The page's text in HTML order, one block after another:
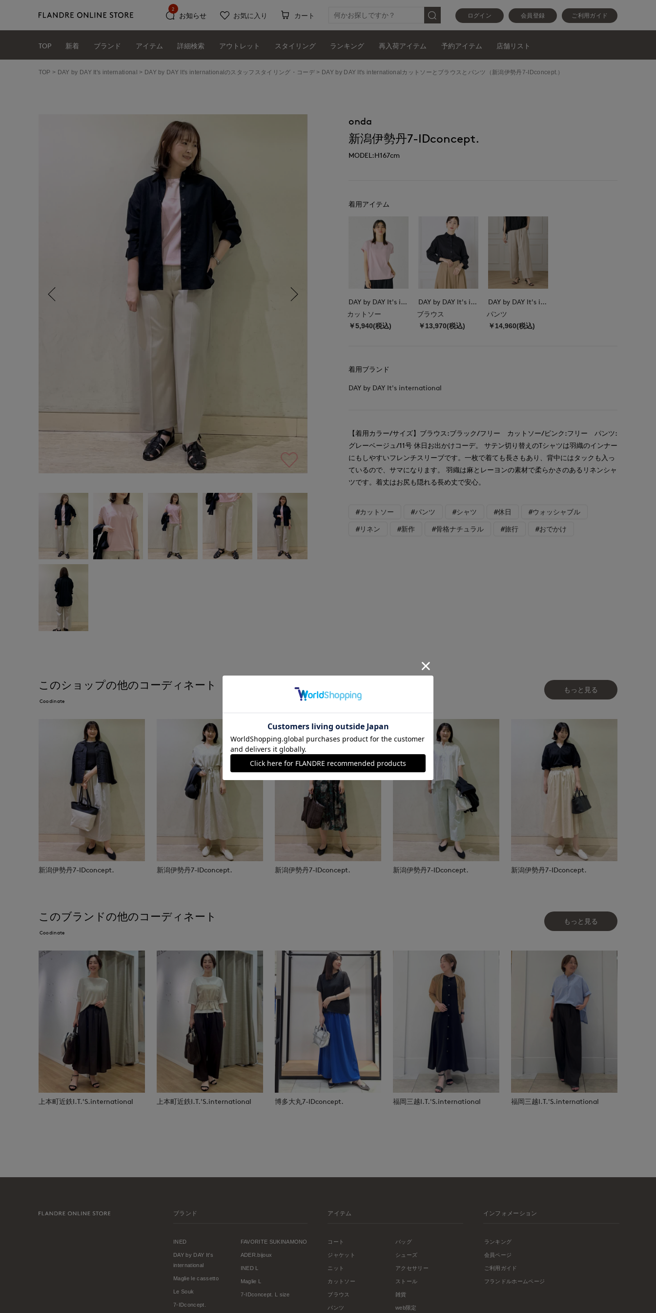
ログイン 会員登録 ご利用ガイド
お知らせ
2
お気に入り カート
TOP 新着 ブランド アイテム 詳細検索 アウトレット スタイリング ランキング 再入荷アイテム 予約アイテム 店舗リスト
TOP DAY by DAY It's international DAY by DAY It's internationalのスタッフスタイリング・コーデ DAY by DAY It's internationalカットソーとブラウスとパンツ（新潟伊勢丹7-IDconcept.）
onda
新潟伊勢丹7-IDconcept.
MODEL:H167cm
着用アイテム
DAY by DAY It's international
カットソー
￥5,940(税込)
DAY by DAY It's international
ブラウス
￥13,970(税込)
DAY by DAY It's international
パンツ
￥14,960(税込)
着用ブランド
DAY by DAY It's international
【着用カラー/サイズ】ブラウス:ブラック/フリー カットソー/ピンク:フリー パンツ:
グレーベージュ/11号 休日お出かけコーデ。 サテン切り替えのTシャツは羽織のインナー
にもしやすいフレンチスリーブです。一枚で着ても長さもあり、背中にはタックも入っ
ているので、サマになります。 羽織は麻とレーヨンの素材で柔らかさのあるリネンシャ
ツです。着丈はお尻も隠れる長め丈で安心。
#カットソー #パンツ #シャツ #休日 #ウォッシャブル
#リネン #新作 #骨格ナチュラル #旅行 #おでかけ
このショップの他のコーディネート
Coodinate
もっと見る
新潟伊勢丹7-IDconcept. 新潟伊勢丹7-IDconcept. 新潟伊勢丹7-IDconcept. 新潟伊勢丹7-IDconcept. 新潟伊勢丹7-IDconcept.
このブランドの他のコーディネート
Coodinate
もっと見る
上本町近鉄I.T.'S.international 上本町近鉄I.T.'S.international 博多大丸7-IDconcept. 福岡三越I.T.'S.international 福岡三越I.T.'S.international
ブランド
INED
DAY by DAY It's
international
Maglie le cassetto
Le Souk
7-IDconcept.
FAVORITE SUKINAMONO
ADER.bijoux
INED L
Maglie L
7-IDconcept. L size
アイテム
コート
ジャケット
ニット
カットソー
ブラウス
パンツ
バッグ
シューズ
アクセサリー
ストール
雑貨
web限定
インフォメーション
ランキング
会員ページ
ご利用ガイド
フランドルホームページ